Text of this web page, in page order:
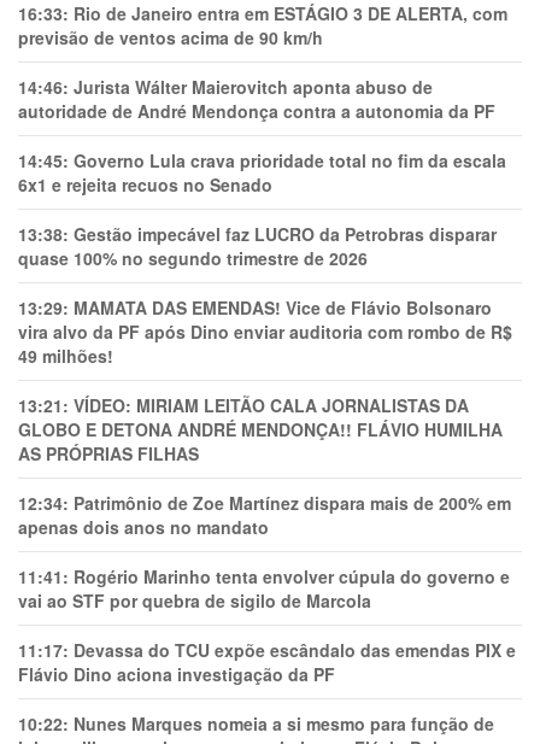
16:33: Rio de Janeiro entra em ESTÁGIO 3 DE ALERTA, com
previsão de ventos acima de 90 km/h
14:46: Jurista Wálter Maierovitch aponta abuso de
autoridade de André Mendonça contra a autonomia da PF
14:45: Governo Lula crava prioridade total no fim da escala
6x1 e rejeita recuos no Senado
13:38: Gestão impecável faz LUCRO da Petrobras disparar
quase 100% no segundo trimestre de 2026
13:29: MAMATA DAS EMENDAS! Vice de Flávio Bolsonaro
vira alvo da PF após Dino enviar auditoria com rombo de R$
49 milhões!
13:21: VÍDEO: MIRIAM LEITÃO CALA JORNALISTAS DA
GLOBO E DETONA ANDRÉ MENDONÇA!! FLÁVIO HUMILHA
AS PRÓPRIAS FILHAS
12:34: Patrimônio de Zoe Martínez dispara mais de 200% em
apenas dois anos no mandato
11:41: Rogério Marinho tenta envolver cúpula do governo e
vai ao STF por quebra de sigilo de Marcola
11:17: Devassa do TCU expõe escândalo das emendas PIX e
Flávio Dino aciona investigação da PF
10:22: Nunes Marques nomeia a si mesmo para função de